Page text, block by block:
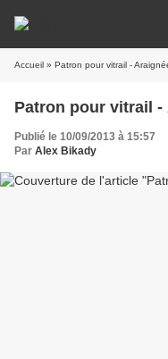
Accueil » Patron pour vitrail -
Patron pour vitrail -
Publié le 10/09/2013 à 15:57
Par Alex Bikady